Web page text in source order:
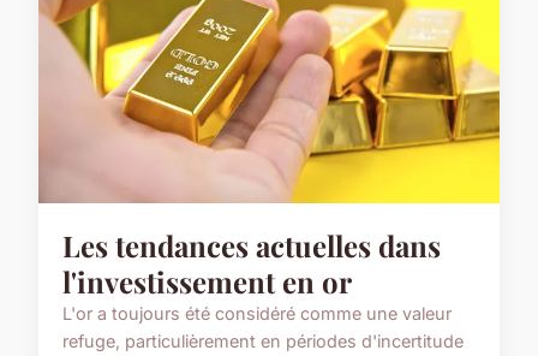
Les tendances actuelles dans
l'investissement en or
L'or a toujours été considéré comme une valeur
refuge, particulièrement en périodes d'incertitude